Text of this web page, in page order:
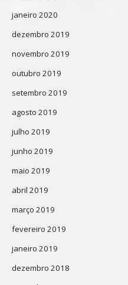
janeiro 2020
dezembro 2019
novembro 2019
outubro 2019
setembro 2019
agosto 2019
julho 2019
junho 2019
maio 2019
abril 2019
março 2019
fevereiro 2019
janeiro 2019
dezembro 2018